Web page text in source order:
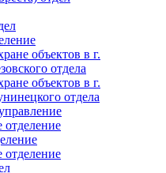
объектов в г.
отдела
объектов в г.
отдела
отделение
отделение